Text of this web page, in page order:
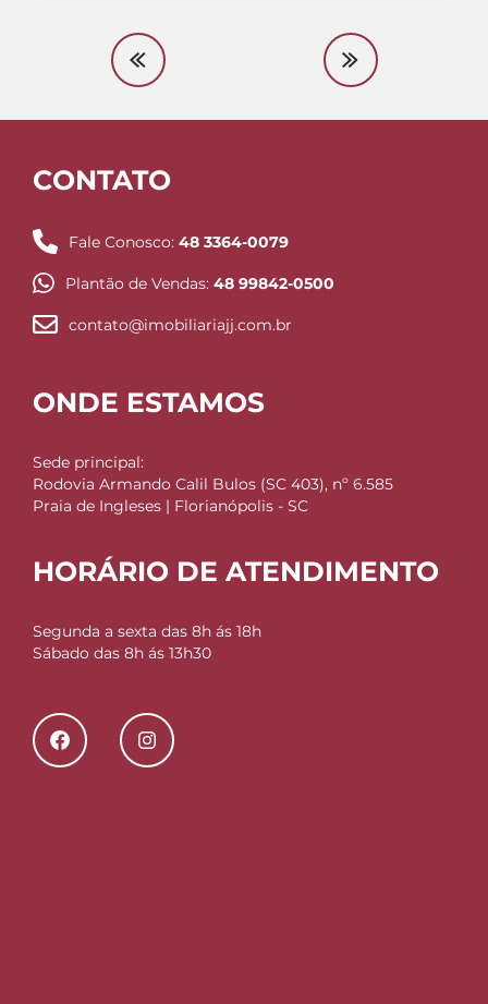
CONTATO
Fale Conosco: 48 3364-0079
Plantão de Vendas: 48 99842-0500
contato@imobiliariajj.com.br
ONDE ESTAMOS
Sede principal:
Rodovia Armando Calil Bulos (SC 403), nº 6.585
Praia de Ingleses | Florianópolis - SC
HORÁRIO DE ATENDIMENTO
Segunda a sexta das 8h ás 18h
Sábado das 8h ás 13h30